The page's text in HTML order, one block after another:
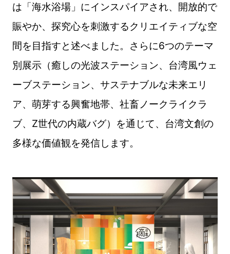
は「海水浴場」にインスパイアされ、開放的で
賑やか、探究心を刺激するクリエイティブな空
間を目指すと述べました。さらに6つのテーマ
別展示（癒しの光波ステーション、台湾風ウェ
ーブステーション、サステナブルな未来エリ
ア、萌芽する興奮地帯、社畜ノークライクラ
ブ、Z世代の内蔵バグ）を通じて、台湾文創の
多様な価値観を発信します。